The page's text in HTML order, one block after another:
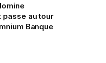
passe au tour
Banque